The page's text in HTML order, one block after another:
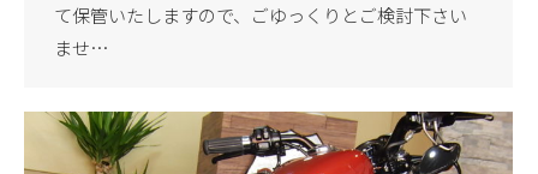
て保管いたしますので、ごゆっくりとご検討下さい
ませ…